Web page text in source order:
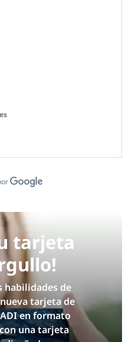
tarjeta
habilidades de
tarjeta de
en formato
una tarjeta